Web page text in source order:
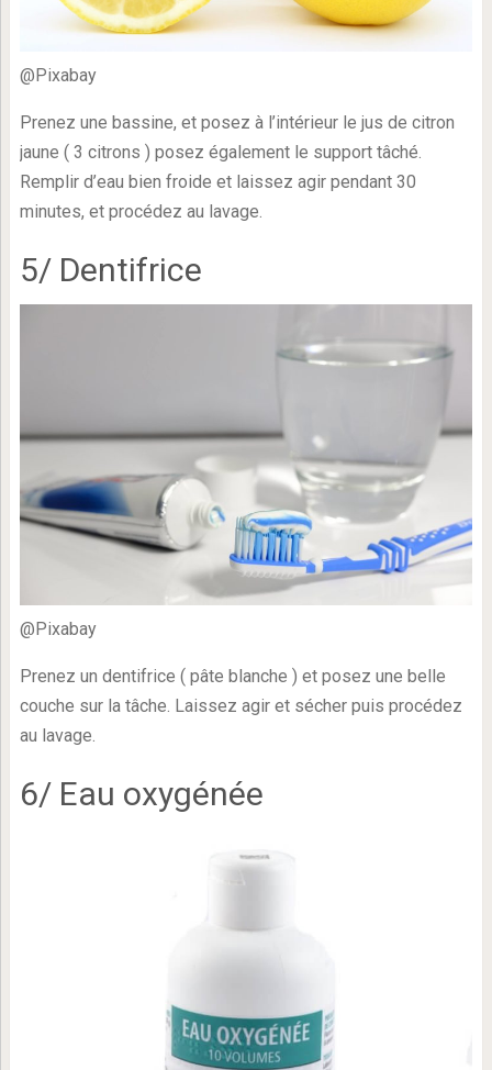
@Pixabay
Prenez une bassine, et posez à l’intérieur le jus de citron
jaune ( 3 citrons ) posez également le support tâché.
Remplir d’eau bien froide et laissez agir pendant 30
minutes, et procédez au lavage.
5/ Dentifrice
@Pixabay
Prenez un dentifrice ( pâte blanche ) et posez une belle
couche sur la tâche. Laissez agir et sécher puis procédez
au lavage.
6/ Eau oxygénée